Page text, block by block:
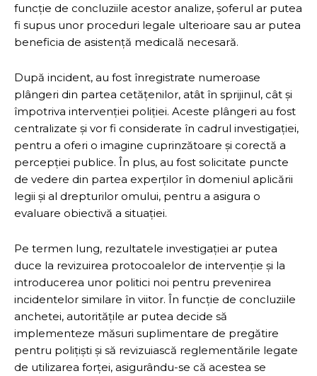
funcție de concluziile acestor analize, șoferul ar putea
fi supus unor proceduri legale ulterioare sau ar putea
beneficia de asistență medicală necesară.
După incident, au fost înregistrate numeroase
plângeri din partea cetățenilor, atât în sprijinul, cât și
împotriva intervenției poliției. Aceste plângeri au fost
centralizate și vor fi considerate în cadrul investigației,
pentru a oferi o imagine cuprinzătoare și corectă a
percepției publice. În plus, au fost solicitate puncte
de vedere din partea experților în domeniul aplicării
legii și al drepturilor omului, pentru a asigura o
evaluare obiectivă a situației.
Pe termen lung, rezultatele investigației ar putea
duce la revizuirea protocoalelor de intervenție și la
introducerea unor politici noi pentru prevenirea
incidentelor similare în viitor. În funcție de concluziile
anchetei, autoritățile ar putea decide să
implementeze măsuri suplimentare de pregătire
pentru polițiști și să revizuiască reglementările legate
de utilizarea forței, asigurându-se că acestea se